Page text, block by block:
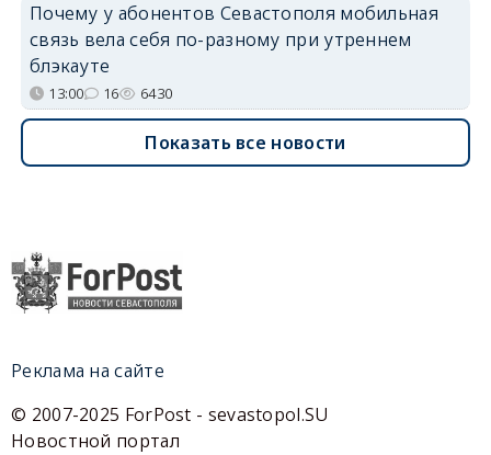
Почему у абонентов Севастополя мобильная
связь вела себя по-разному при утреннем
блэкауте
13:00 16 6430
Показать все новости
Реклама на сайте
© 2007-2025 ForPost - sevastopol.SU
Новостной портал